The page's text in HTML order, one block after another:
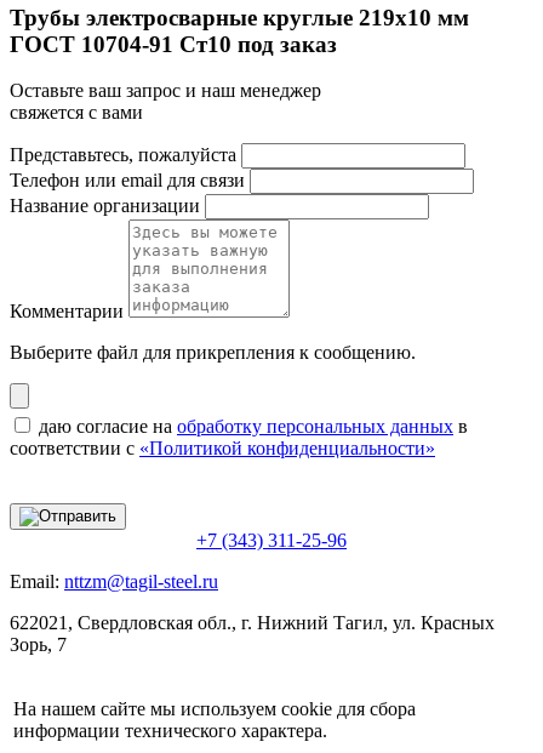
Трубы электросварные круглые 219x10 мм
ГОСТ 10704-91 Ст10 под заказ
Оставьте ваш запрос и наш менеджер
свяжется с вами
Представьтесь, пожалуйста
Телефон или email для связи
Название организации
Комментарии
Выберите файл для прикрепления к сообщению.
даю согласие на обработку персональных данных в
соответствии с «Политикой конфиденциальности»
+7 (343) 311-25-96
Email: nttzm@tagil-steel.ru
622021, Свердловская обл., г. Нижний Тагил, ул. Красных
Зорь, 7
На нашем сайте мы используем cookie для сбора
информации технического характера.